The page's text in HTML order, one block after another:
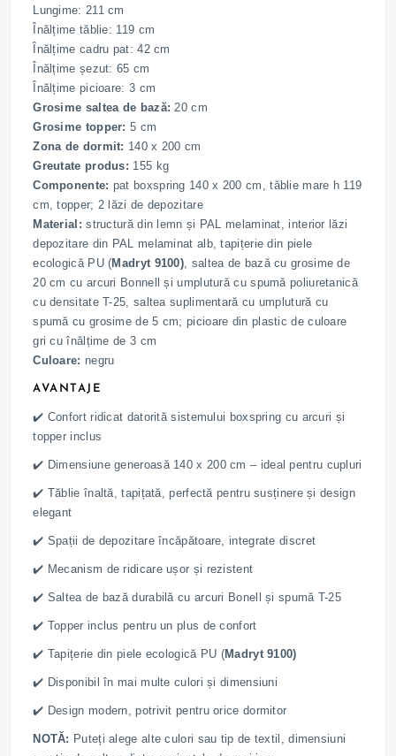
Lungime: 211 cm
Înălțime tăblie: 119 cm
Înălțime cadru pat: 42 cm
Înălțime șezut: 65 cm
Înălțime picioare: 3 cm
Grosime saltea de bază: 20 cm
Grosime topper:5 cm
Zona de dormit: 140 x 200 cm
Greutate produs: 155 kg
Componente: pat boxspring 140 x 200 cm, tăblie mare h 119
cm, topper; 2 lăzi de depozitare
Material: structură din lemn și PAL melaminat, interior lăzi
depozitare din PAL melaminat alb, tapițerie din piele
ecologică PU (Madryt 9100) , saltea de bază cu grosime de
20 cm cu arcuri Bonnell și umplutură cu spumă poliuretanică
cu densitate T-25, saltea suplimentară cu umplutură cu
spumă cu grosime de 5 cm; picioare din plastic de culoare
gri cu înălțime de 3 cm
Culoare: negru
AVANTAJE
✔️ Confort ridicat datorită sistemului boxspring cu arcuri și
topper inclus
✔️ Dimensiune generoasă 140 x 200 cm – ideal pentru cupluri
✔️ Tăblie înaltă, tapițată, perfectă pentru susținere și design
elegant
✔️ Spații de depozitare încăpătoare, integrate discret
✔️ Mecanism de ridicare ușor și rezistent
✔️ Saltea de bază durabilă cu arcuri Bonell și spumă T-25
✔️ Topper inclus pentru un plus de confort
✔️ Tapițerie din piele ecologică PU (Madryt 9100)
✔️ Disponibil în mai multe culori și dimensiuni
✔️ Design modern, potrivit pentru orice dormitor
NOTĂ: Puteți alege alte culori sau tip de textil, dimensiuni